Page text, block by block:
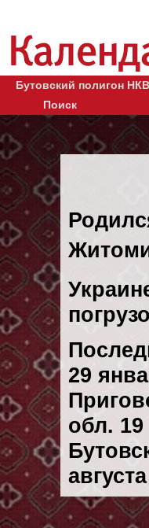
Бутовский полигон
Поиск
29
обл.